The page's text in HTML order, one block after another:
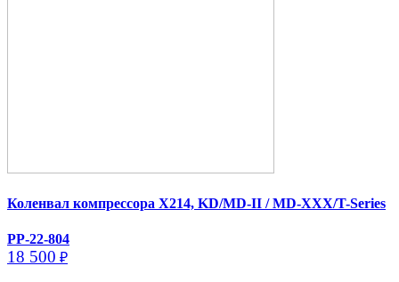
Коленвал компрессора X214, KD/​MD-II /​ MD-XXX/​T-Series
PP-22-804
18 500 ₽